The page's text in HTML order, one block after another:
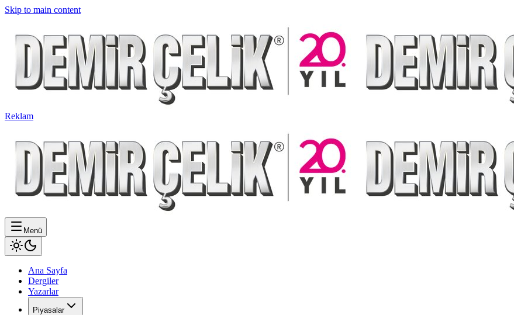
Skip to main content
Reklam
Menü
Ana Sayfa
Dergiler
Yazarlar
Piyasalar